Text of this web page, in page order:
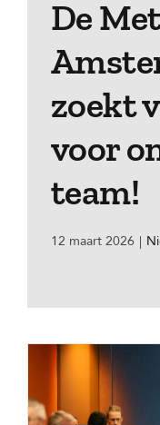
De
zoekt
voor
team!
12 maart 2026 |